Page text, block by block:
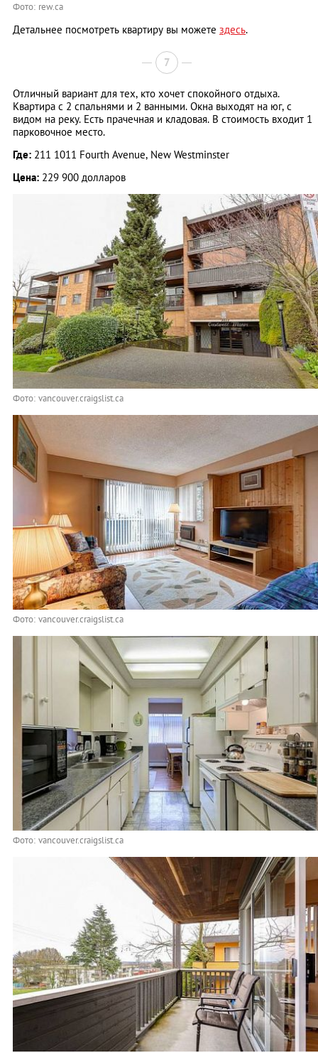
Фото: rew.ca
Детальнее посмотреть квартиру вы можете здесь.
7
Отличный вариант для тех, кто хочет спокойного отдыха.
Квартира с 2 спальнями и 2 ванными. Окна выходят на юг, с
видом на реку. Есть прачечная и кладовая. В стоимость входит 1
парковочное место.
Где: 211 1011 Fourth Avenue, New Westminster
Цена: 229 900 долларов
Фото: vancouver.craigslist.ca
Фото: vancouver.craigslist.ca
Фото: vancouver.craigslist.ca